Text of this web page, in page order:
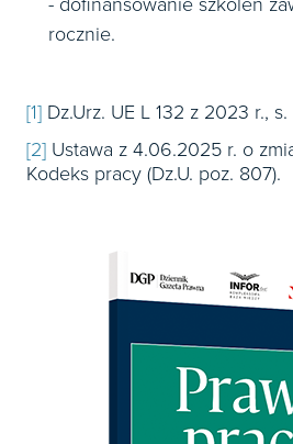
- dofinansowanie szkoleń
rocznie.
[1] Dz.Urz. UE L 132 z 2023 r., s.
[2] Ustawa z 4.06.2025 r. o
Kodeks pracy (Dz.U. poz. 807).